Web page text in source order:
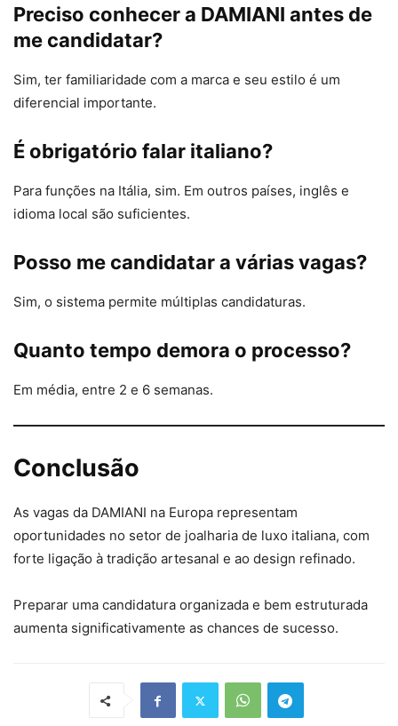
Preciso conhecer a DAMIANI antes de
me candidatar?
Sim, ter familiaridade com a marca e seu estilo é um
diferencial importante.
É obrigatório falar italiano?
Para funções na Itália, sim. Em outros países, inglês e
idioma local são suficientes.
Posso me candidatar a várias vagas?
Sim, o sistema permite múltiplas candidaturas.
Quanto tempo demora o processo?
Em média, entre 2 e 6 semanas.
Conclusão
As vagas da DAMIANI na Europa representam
oportunidades no setor de joalharia de luxo italiana, com
forte ligação à tradição artesanal e ao design refinado.
Preparar uma candidatura organizada e bem estruturada
aumenta significativamente as chances de sucesso.